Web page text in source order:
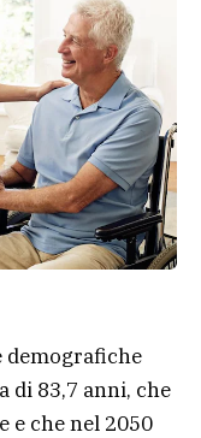
demografiche
di 83,7 anni, che
e che nel 2050